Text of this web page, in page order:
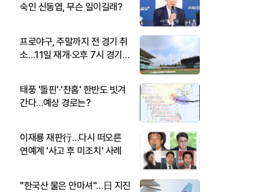
숙인 신동엽, 무슨 일이길래?
프로야구, 주말까지 전 경기 취
소…11일 재개·오후 7시 경기
태풍 '돌핀'·'찬홈' 한반도 빗겨
간다…예상 경로는?
이재룡 재판行…다시 떠오른
연예계 '사고 후 미조치' 사례
"한국산 물은 안마셔"…日 지진